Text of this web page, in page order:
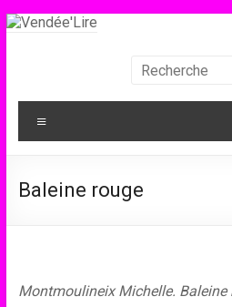
Aller
Vendée'Lire
Le
prix
collégiens
Baleine rouge
Montmoulineix Michelle. Baleine